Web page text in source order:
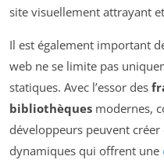
site visuellement attrayant
Il est également important
web ne se limite pas
statiques. Avec l’essor des
bibliothèques modernes,
développeurs peuvent
dynamiques qui offrent une